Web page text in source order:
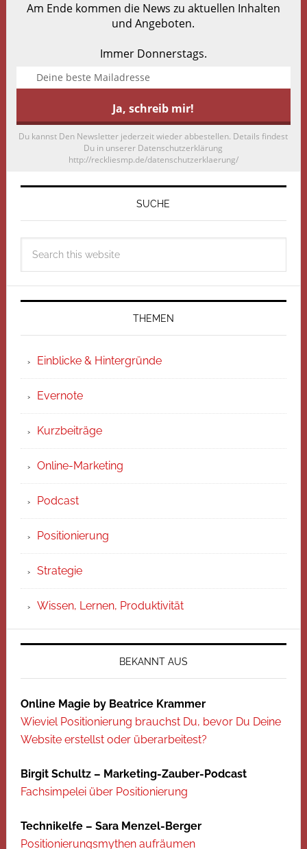
Am Ende kommen die News zu aktuellen Inhalten
und Angeboten.
Immer Donnerstags.
Du kannst Den Newsletter jederzeit wieder abbestellen. Details findest
Du in unserer Datenschutzerklärung
http://reckliesmp.de/datenschutzerklaerung/
SUCHE
THEMEN
Einblicke & Hintergründe
Evernote
Kurzbeiträge
Online-Marketing
Podcast
Positionierung
Strategie
Wissen, Lernen, Produktivität
BEKANNT AUS
Online Magie by Beatrice Krammer
Wieviel Positionierung brauchst Du, bevor Du Deine
Website erstellst oder überarbeitest?
Birgit Schultz – Marketing-Zauber-Podcast
Fachsimpelei über Positionierung
Technikelfe – Sara Menzel-Berger
Positionierungsmythen aufräumen